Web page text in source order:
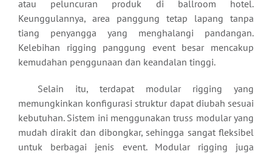
atau peluncuran produk di ballroom hotel.
Keunggulannya, area panggung tetap lapang tanpa
tiang penyangga yang menghalangi pandangan.
Kelebihan rigging panggung event besar mencakup
kemudahan penggunaan dan keandalan tinggi.
Selain itu, terdapat modular rigging yang
memungkinkan konfigurasi struktur dapat diubah sesuai
kebutuhan. Sistem ini menggunakan truss modular yang
mudah dirakit dan dibongkar, sehingga sangat fleksibel
untuk berbagai jenis event. Modular rigging juga